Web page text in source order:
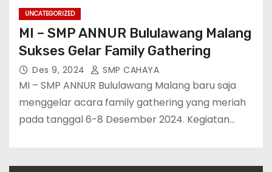
UNCATEGORIZED
MI – SMP ANNUR Bululawang Malang
Sukses Gelar Family Gathering
Des 9, 2024 SMP CAHAYA
MI – SMP ANNUR Bululawang Malang baru saja
menggelar acara family gathering yang meriah
pada tanggal 6-8 Desember 2024. Kegiatan…